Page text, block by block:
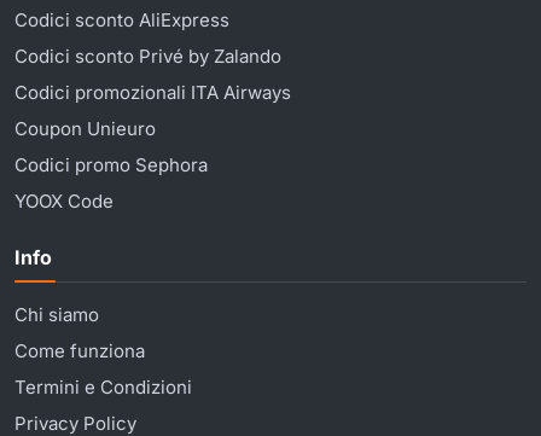
Codici sconto AliExpress
Codici sconto Privé by Zalando
Codici promozionali ITA Airways
Coupon Unieuro
Codici promo Sephora
YOOX Code
Info
Chi siamo
Come funziona
Termini e Condizioni
Privacy Policy